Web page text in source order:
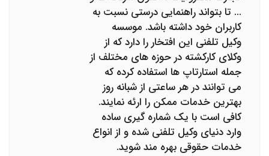
... تا بتواند راهنمایی درستی نسبت به
کاربران خود داشته باشد. موسسه
وکیل تلفنی این افتخار را دارد که از
وکلای کارکشته در حوزه های مختلف از
جمله استارتاپ ها استفاده کرده که
می توانند در هر ساعتی از شبانه روز
بهترین خدمات ممکن را ارئه نمایند.
کافی است با یک شماره گیری ساده
وارد دنیای وکیل تلفنی شده و از انواع
خدمات حقوقی بهره مند شوید.